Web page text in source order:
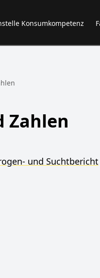
Konsumkompetenz
Zahlen
und Suchtbericht